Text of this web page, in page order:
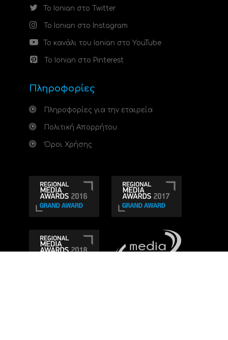
Το Ionian στο Twitter
Το Ionian στο Instagram
Το κανάλι του Ionian στο YouTube
Το Ionian στο Pinterest
Πληροφορίες
Πληροφορίες για την εταιρεία
Πολιτική Απορρήτου
Όροι Χρήσης